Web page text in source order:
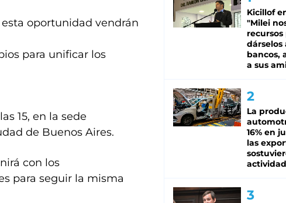
oportunidad vendrán
para unificar los
15, en la sede
de Buenos Aires.
con los
para seguir la misma
Kicillof
"Milei
recursos
dárselos
bancos,
a sus
La
16% en
las
actividad